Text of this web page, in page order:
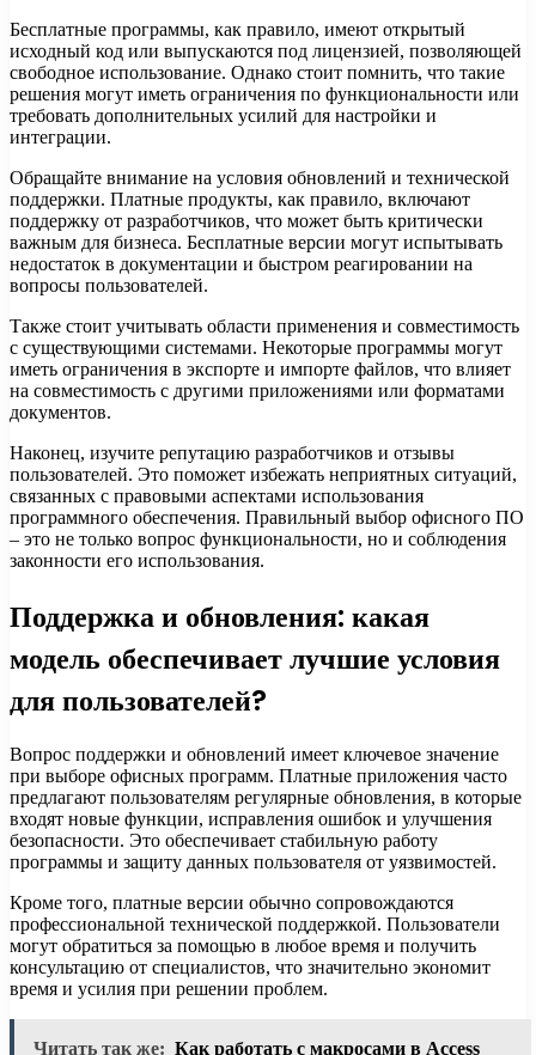
Бесплатные программы, как правило, имеют открытый
исходный код или выпускаются под лицензией, позволяющей
свободное использование. Однако стоит помнить, что такие
решения могут иметь ограничения по функциональности или
требовать дополнительных усилий для настройки и
интеграции.
Обращайте внимание на условия обновлений и технической
поддержки. Платные продукты, как правило, включают
поддержку от разработчиков, что может быть критически
важным для бизнеса. Бесплатные версии могут испытывать
недостаток в документации и быстром реагировании на
вопросы пользователей.
Также стоит учитывать области применения и совместимость
с существующими системами. Некоторые программы могут
иметь ограничения в экспорте и импорте файлов, что влияет
на совместимость с другими приложениями или форматами
документов.
Наконец, изучите репутацию разработчиков и отзывы
пользователей. Это поможет избежать неприятных ситуаций,
связанных с правовыми аспектами использования
программного обеспечения. Правильный выбор офисного ПО
– это не только вопрос функциональности, но и соблюдения
законности его использования.
Поддержка и обновления: какая
модель обеспечивает лучшие условия
для пользователей?
Вопрос поддержки и обновлений имеет ключевое значение
при выборе офисных программ. Платные приложения часто
предлагают пользователям регулярные обновления, в которые
входят новые функции, исправления ошибок и улучшения
безопасности. Это обеспечивает стабильную работу
программы и защиту данных пользователя от уязвимостей.
Кроме того, платные версии обычно сопровождаются
профессиональной технической поддержкой. Пользователи
могут обратиться за помощью в любое время и получить
консультацию от специалистов, что значительно экономит
время и усилия при решении проблем.
Читать так же: Как работать с макросами в Access